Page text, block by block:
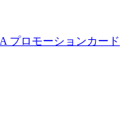
プロモーションカード